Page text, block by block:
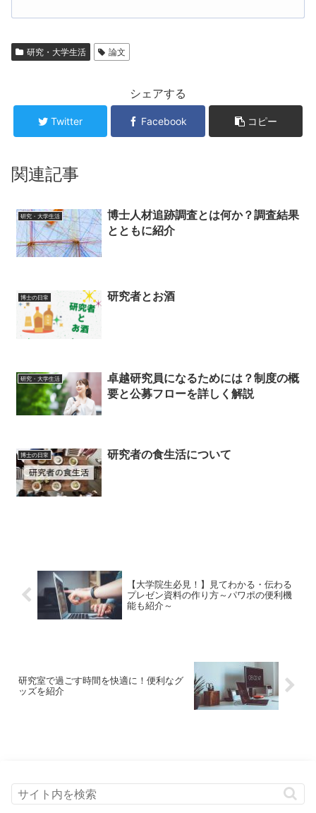
研究・大学生活 論文
シェアする
Twitter Facebook コピー
関連記事
研究・大学生活
博士人材追跡調査とは何か？調査結果
とともに紹介
博士の日常 研究者とお酒
研究・大学生活
卓越研究員になるためには？制度の概
要と公募フローを詳しく解説
博士の日常 研究者の食生活について
【大学院生必見！】見てわかる・伝わる
プレゼン資料の作り方～パワポの便利機
能も紹介～
研究室で過ごす時間を快適に！便利なグ
ッズを紹介